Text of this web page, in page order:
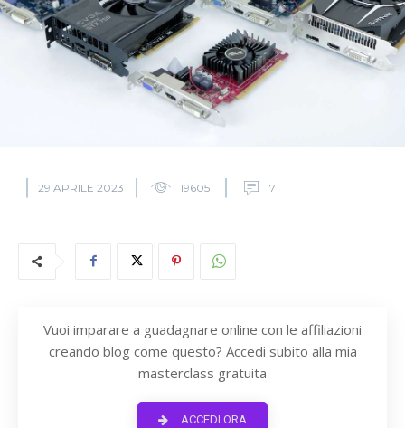
29 APRILE 2023 19605 7
Vuoi imparare a guadagnare online con le affiliazioni
creando blog come questo? Accedi subito alla mia
masterclass gratuita
ACCEDI ORA